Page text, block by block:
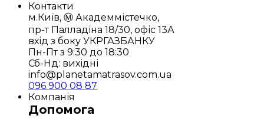
Контакти
м.Київ, Ⓜ️ Академмістечко,
пр-т Палладіна 18/30, офіс 13А
вхід з боку УКРГАЗБАНКУ
Пн-Пт з 9:30 до 18:30
Сб-Нд: вихідні
info@planetamatrasov.com.ua
096 900 08 87
Компанія
Допомога